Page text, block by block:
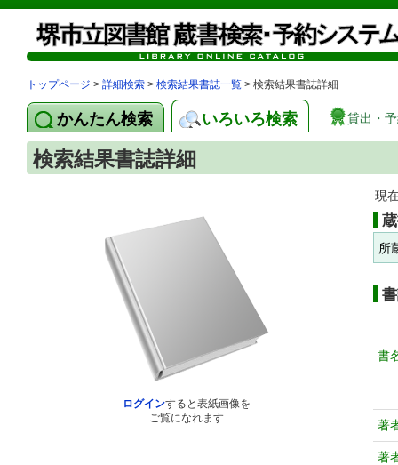
トップページ > 詳細検索 > 検索結果書誌一覧 > 検索結果書誌詳細
かんたん検索 いろいろ検索 貸出・
検索結果書誌詳細
ログインすると表紙画像を
ご覧になれます
現
所
書
著
著